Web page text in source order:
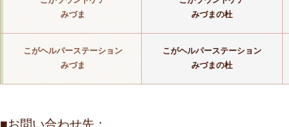
みづま
みづまの杜
こがヘルパーステーション
みづま
こがヘルパーステーション
みづまの杜
■お問い合わせ先：